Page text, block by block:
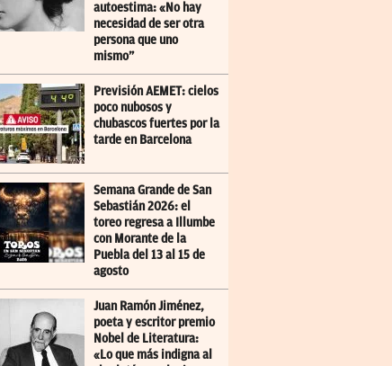
autoestima: «No hay
necesidad de ser otra
persona que uno
mismo”
Previsión AEMET: cielos
poco nubosos y
chubascos fuertes por la
tarde en Barcelona
Semana Grande de San
Sebastián 2026: el
toreo regresa a Illumbe
con Morante de la
Puebla del 13 al 15 de
agosto
Juan Ramón Jiménez,
poeta y escritor premio
Nobel de Literatura:
«Lo que más indigna al